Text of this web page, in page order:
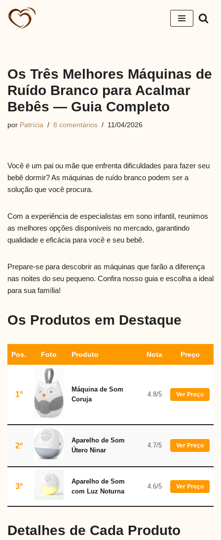
Pular
Os Três Melhores Máquinas de
Ruído Branco para Acalmar
Bebês — Guia Completo
por Patrícia 8 comentários 11/04/2026
Você é um pai ou mãe que enfrenta dificuldades para fazer seu
bebê dormir? As máquinas de ruído branco podem ser a
solução que você procura.
Com a experiência de especialistas em sono infantil, reunimos
as melhores opções disponíveis no mercado, garantindo
qualidade e eficácia para você e seu bebê.
Prepare-se para descobrir as máquinas que farão a diferença
nas noites do seu pequeno. Confira nosso guia e escolha a ideal
para sua família!
Os Produtos em Destaque
Pos. Foto Produto Nota Preço
1º
Máquina de Som
Coruja
4.8/5 Ver Preço
2º
Aparelho de Som
Útero Ninar
4.7/5 Ver Preço
3º
Aparelho de Som
com Luz Noturna
4.6/5 Ver Preço
Detalhes de Cada Produto